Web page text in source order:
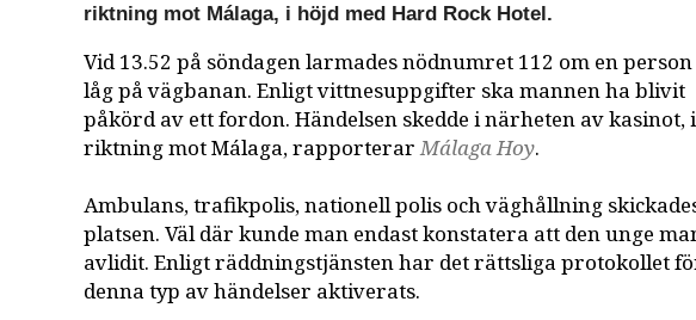
riktning mot Málaga, i höjd med Hard Rock Hotel.
Vid 13.52 på söndagen larmades nödnumret 112 om en
låg på vägbanan. Enligt vittnesuppgifter ska mannen ha blivit
påkörd av ett fordon. Händelsen skedde i närheten av kasinot, i
riktning mot Málaga, rapporterarMálaga Hoy.
Ambulans, trafikpolis, nationell polis och väghållning
platsen. Väl där kunde man endast konstatera att den unge
avlidit. Enligt räddningstjänsten har det rättsliga protokollet
denna typ av händelser aktiverats.